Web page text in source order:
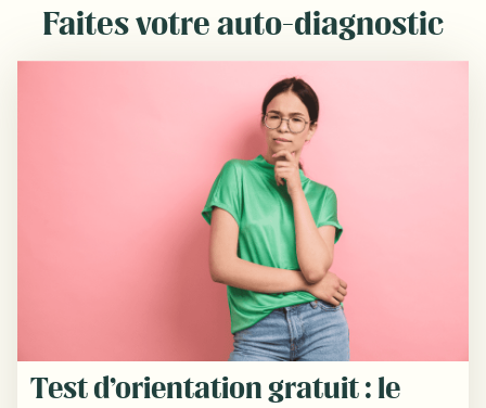
Faites votre auto-diagnostic
Test d’orientation gratuit : le